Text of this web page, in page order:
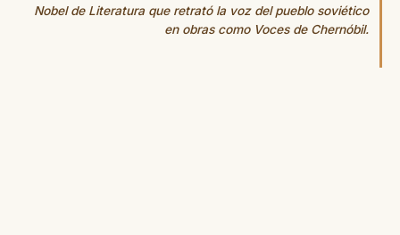
Nobel de Literatura que retrató la voz del pueblo soviético
en obras como Voces de Chernóbil.